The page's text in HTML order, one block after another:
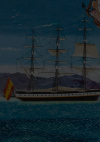
Derechos
de Autor
ABANCA